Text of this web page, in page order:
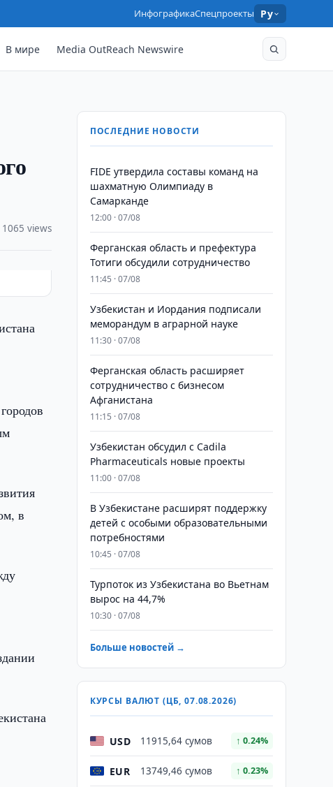
ИнфографикаСпецпроекты Ру
В мире Media OutReach Newswire
1065 views
в
ПОСЛЕДНИЕ НОВОСТИ
FIDE утвердила составы команд на
шахматную Олимпиаду в
Самарканде
12:00 · 07/08
Ферганская область и префектура
Тотиги обсудили сотрудничество
11:45 · 07/08
Узбекистан и Иордания подписали
меморандум в аграрной науке
11:30 · 07/08
Ферганская область расширяет
сотрудничество с бизнесом
Афганистана
11:15 · 07/08
Узбекистан обсудил с Cadila
Pharmaceuticals новые проекты
11:00 · 07/08
В Узбекистане расширят поддержку
детей с особыми образовательными
потребностями
10:45 · 07/08
Турпоток из Узбекистана во Вьетнам
вырос на 44,7%
10:30 · 07/08
Больше новостей →
КУРСЫ ВАЛЮТ (ЦБ, 07.08.2026)
USD 11915,64 сумов ↑ 0.24%
EUR 13749,46 сумов ↑ 0.23%